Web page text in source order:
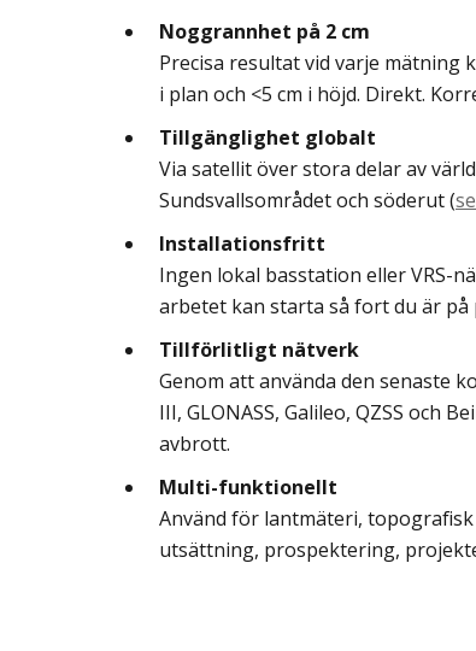
Noggrannhet på 2 cm
Precisa resultat vid varje mätning
i plan och <5 cm i höjd. Direkt.
Tillgänglighet globalt
Via satellit över stora delar av
Sundsvallsområdet och söderut (
Installationsfritt
Ingen lokal basstation eller VRS-
arbetet kan starta så fort du är på
Tillförlitligt nätverk
Genom att använda den senaste
III, GLONASS, Galileo, QZSS och
avbrott.
Multi-funktionellt
Använd för lantmäteri,
utsättning, prospektering,